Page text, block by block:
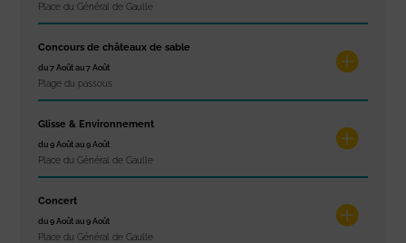
Place du Général de Gaulle
Concours de châteaux de sable
du 7 Août au 7 Août
Plage du passous
Glisse & Environnement
du 9 Août au 9 Août
Place du Général de Gaulle
Concert
du 9 Août au 9 Août
Place du Général de Gaulle